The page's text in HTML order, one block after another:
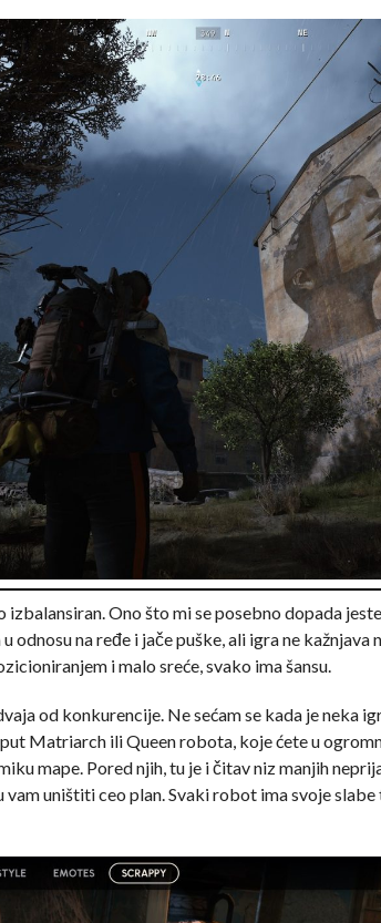
Ono što mi se posebno dopada
odnosu na ređe i jače puške, ali igra ne
i malo sreće, svako ima šansu.
od konkurencije. Ne sećam se kada je neka
Matriarch ili Queen robota, koje ćete u
mape. Pored njih, tu je i čitav niz manjih
uništiti ceo plan. Svaki robot ima svoje